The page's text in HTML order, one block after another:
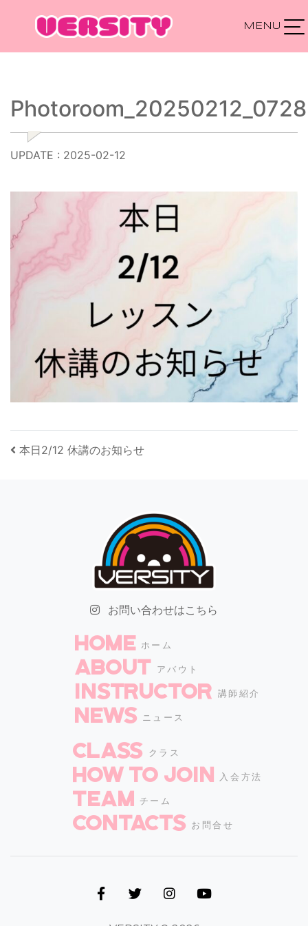
Main Navigation
UPDATE : 2025-02-12
投稿ナビゲーション
本日2/12 休講のお知らせ
お問い合わせはこちら
HOME ホーム
ABOUT アバウト
INSTRUCTOR 講師紹介
NEWS ニュース
CLASS クラス
How to join 入会方法
TEAM チーム
CONTACTS お問合せ